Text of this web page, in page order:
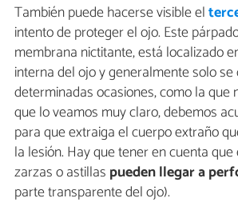
También puede hacerse visible el
intento de proteger el ojo. Este
membrana nictitante, está localizado
interna del ojo y generalmente solo
determinadas ocasiones, como la que
que lo veamos muy claro, debemos
para que extraiga el cuerpo extraño
la lesión. Hay que tener en cuenta
zarzas o astillas pueden llegar a
parte transparente del ojo).